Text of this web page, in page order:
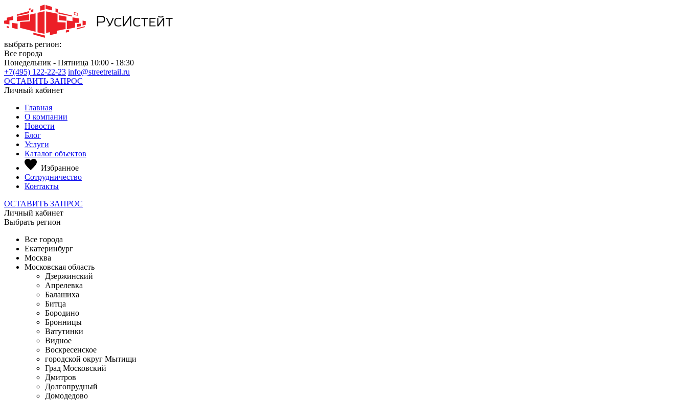
выбрать регион:
Все города
Понедельник - Пятница 10:00 - 18:30
+7(495) 122-22-23 info@streetretail.ru
ОСТАВИТЬ ЗАПРОС
Личный кабинет
Главная
О компании
Новости
Блог
Услуги
Каталог объектов
Избранное
Сотрудничество
Контакты
ОСТАВИТЬ ЗАПРОС
Личный кабинет
Выбрать регион
Все города
Екатеринбург
Москва
Московская область
Дзержинский
Апрелевка
Балашиха
Битца
Бородино
Бронницы
Ватутинки
Видное
Воскресенское
городской округ Мытищи
Град Московский
Дмитров
Долгопрудный
Домодедово